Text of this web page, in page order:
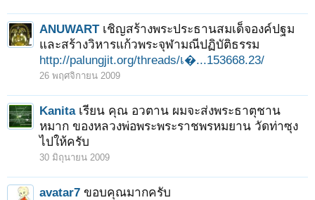
ANUWART เชิญสร้างพระประธานสมเด็จองค์ปฐม
และสร้างวิหารแก้วพระจุฬามณีปฏิบัติธรรม
http://palungjit.org/threads/เ�...153668.23/
26 พฤศจิกายน 2009
Kanita เรียน คุณ อวตาน ผมจะส่งพระธาตุชาน
หมาก ของหลวงพ่อพระพระราชพรหมยาน วัดท่าซุง
ไปให้ครับ
30 มิถุนายน 2009
avatar7 ขอบคุณมากครับ